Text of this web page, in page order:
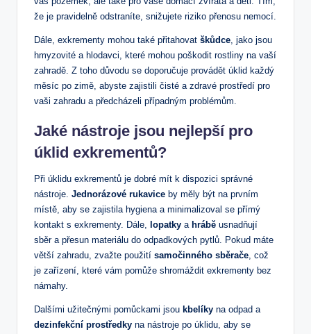
že je pravidelně odstraníte, snižujete riziko přenosu nemocí.
Dále, exkrementy mohou také přitahovat škůdce, jako jsou
hmyzovité a hlodavci, které mohou poškodit rostliny na vaší
zahradě. Z toho důvodu se doporučuje provádět úklid každý
měsíc po zimě, abyste zajistili čisté a zdravé prostředí pro
vaši zahradu a předcházeli případným problémům.
Jaké nástroje jsou nejlepší pro
úklid exkrementů?
Při úklidu exkrementů je dobré mít k dispozici správné
nástroje. Jednorázové rukavice by měly být na prvním
místě, aby se zajistila hygiena a minimalizoval se přímý
kontakt s exkrementy. Dále, lopatky a hrábě usnadňují
sběr a přesun materiálu do odpadkových pytlů. Pokud máte
větší zahradu, zvažte použití samočinného sběrače, což
je zařízení, které vám pomůže shromáždit exkrementy bez
námahy.
Dalšími užitečnými pomůckami jsou kbelíky na odpad a
dezinfekční prostředky na nástroje po úklidu, aby se